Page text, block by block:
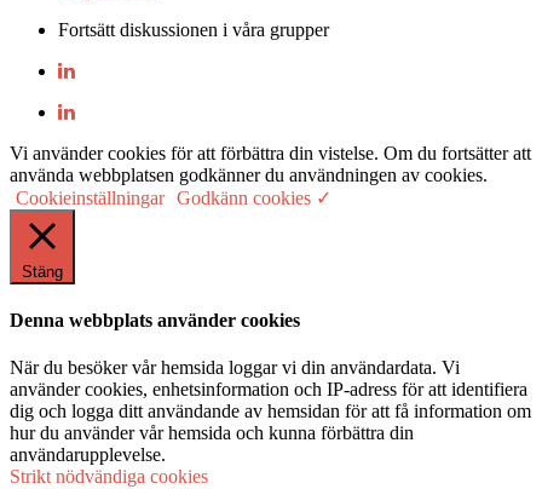
Fortsätt diskussionen i våra grupper
Vi använder cookies för att förbättra din vistelse. Om du fortsätter att
använda webbplatsen godkänner du användningen av cookies.
Cookieinställningar Godkänn cookies ✓
Stäng
Denna webbplats använder cookies
När du besöker vår hemsida loggar vi din användardata. Vi
använder cookies, enhetsinformation och IP-adress för att identifiera
dig och logga ditt användande av hemsidan för att få information om
hur du använder vår hemsida och kunna förbättra din
användarupplevelse.
Strikt nödvändiga cookies